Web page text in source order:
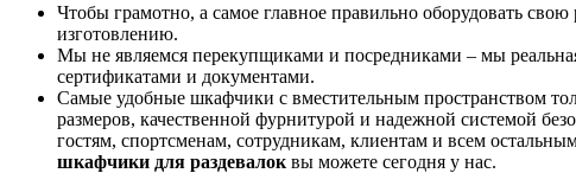
Чтобы грамотно, а самое главное правильно оборудовать
изготовлению.
Мы не являемся перекупщиками и посредниками – мы
сертификатами и документами.
Самые удобные шкафчики с вместительным пространством
размеров, качественной фурнитурой и надежной системой
гостям, спортсменам, сотрудникам, клиентам и всем
шкафчики для раздевалок вы можете сегодня у нас.